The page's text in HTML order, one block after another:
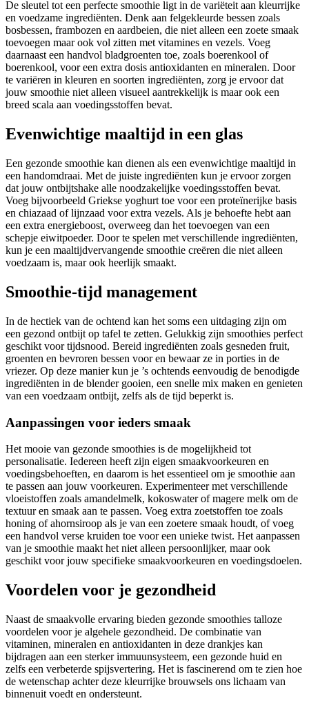
De sleutel tot een perfecte smoothie ligt in de variëteit aan kleurrijke
en voedzame ingrediënten. Denk aan felgekleurde bessen zoals
bosbessen, frambozen en aardbeien, die niet alleen een zoete smaak
toevoegen maar ook vol zitten met vitamines en vezels. Voeg
daarnaast een handvol bladgroenten toe, zoals boerenkool of
boerenkool, voor een extra dosis antioxidanten en mineralen. Door
te variëren in kleuren en soorten ingrediënten, zorg je ervoor dat
jouw smoothie niet alleen visueel aantrekkelijk is maar ook een
breed scala aan voedingsstoffen bevat.
Evenwichtige maaltijd in een glas
Een gezonde smoothie kan dienen als een evenwichtige maaltijd in
een handomdraai. Met de juiste ingrediënten kun je ervoor zorgen
dat jouw ontbijtshake alle noodzakelijke voedingsstoffen bevat.
Voeg bijvoorbeeld Griekse yoghurt toe voor een proteïnerijke basis
en chiazaad of lijnzaad voor extra vezels. Als je behoefte hebt aan
een extra energieboost, overweeg dan het toevoegen van een
schepje eiwitpoeder. Door te spelen met verschillende ingrediënten,
kun je een maaltijdvervangende smoothie creëren die niet alleen
voedzaam is, maar ook heerlijk smaakt.
Smoothie-tijd management
In de hectiek van de ochtend kan het soms een uitdaging zijn om
een gezond ontbijt op tafel te zetten. Gelukkig zijn smoothies perfect
geschikt voor tijdsnood. Bereid ingrediënten zoals gesneden fruit,
groenten en bevroren bessen voor en bewaar ze in porties in de
vriezer. Op deze manier kun je ’s ochtends eenvoudig de benodigde
ingrediënten in de blender gooien, een snelle mix maken en genieten
van een voedzaam ontbijt, zelfs als de tijd beperkt is.
Aanpassingen voor ieders smaak
Het mooie van gezonde smoothies is de mogelijkheid tot
personalisatie. Iedereen heeft zijn eigen smaakvoorkeuren en
voedingsbehoeften, en daarom is het essentieel om je smoothie aan
te passen aan jouw voorkeuren. Experimenteer met verschillende
vloeistoffen zoals amandelmelk, kokoswater of magere melk om de
textuur en smaak aan te passen. Voeg extra zoetstoffen toe zoals
honing of ahornsiroop als je van een zoetere smaak houdt, of voeg
een handvol verse kruiden toe voor een unieke twist. Het aanpassen
van je smoothie maakt het niet alleen persoonlijker, maar ook
geschikt voor jouw specifieke smaakvoorkeuren en voedingsdoelen.
Voordelen voor je gezondheid
Naast de smaakvolle ervaring bieden gezonde smoothies talloze
voordelen voor je algehele gezondheid. De combinatie van
vitaminen, mineralen en antioxidanten in deze drankjes kan
bijdragen aan een sterker immuunsysteem, een gezonde huid en
zelfs een verbeterde spijsvertering. Het is fascinerend om te zien hoe
de wetenschap achter deze kleurrijke brouwsels ons lichaam van
binnenuit voedt en ondersteunt.